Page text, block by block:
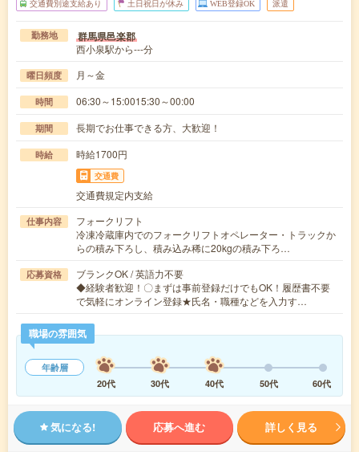
交通費別途支給あり 土日祝日が休み WEB登録OK 派遣
勤務地 群馬県邑楽郡
西小泉駅から---分
曜日頻度 月～金
時間 06:30～15:0015:30～00:00
期間 長期でお仕事できる方、大歓迎！
時給 時給1700円
交通費
交通費規定内支給
仕事内容
フォークリフト
冷凍冷蔵庫内でのフォークリフトオペレーター・トラックか
らの積み下ろし、積み込み稀に20kgの積み下ろ…
応募資格
ブランクOK / 英語力不要
◆経験者歓迎！〇まずは事前登録だけでもOK！履歴書不要
で気軽にオンライン登録★氏名・職種などを入力す…
職場の雰囲気
年齢層
20代
30代 40代 50代 60代
気になる! 応募へ進む 詳しく見る